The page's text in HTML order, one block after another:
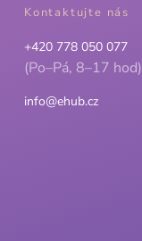
Kontaktujte nás
+420 778 050 077
(Po–Pá, 8–17 hod)
info@ehub.cz